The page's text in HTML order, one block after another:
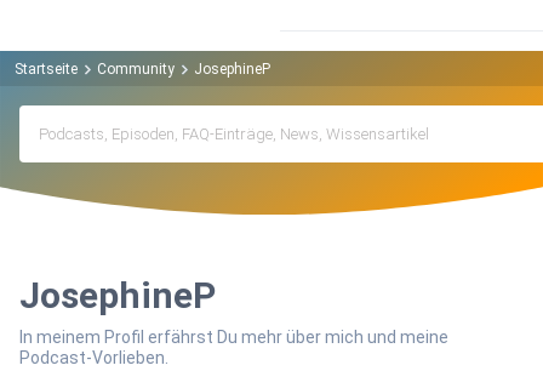
Startseite Community JosephineP
JosephineP
In meinem Profil erfährst Du mehr über mich und meine
Podcast-Vorlieben.